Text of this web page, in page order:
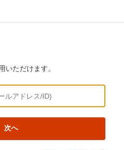
いただけます。
次へ